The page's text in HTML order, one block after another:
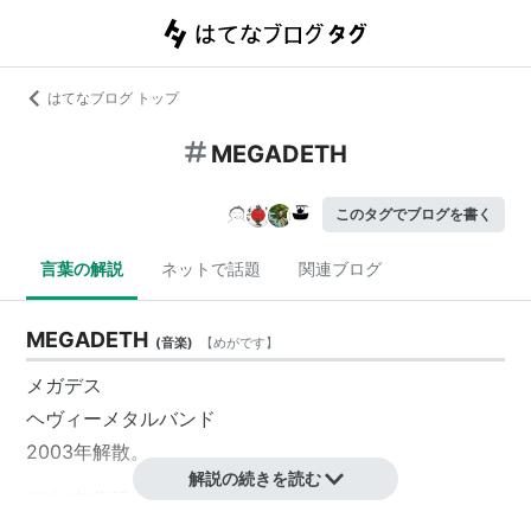
はてなブログ トップ
MEGADETH
このタグでブログを書く
言葉の解説 ネットで話題 関連ブログ
MEGADETH (音楽) 【めがです】
メガデス
ヘヴィーメタルバンド
2003年解散。
2004年復活。
解説の続きを読む